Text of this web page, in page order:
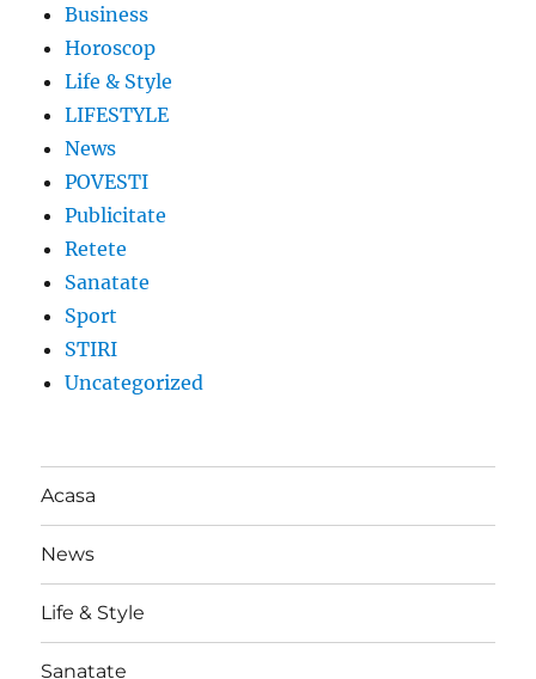
Business
Horoscop
Life & Style
LIFESTYLE
News
POVESTI
Publicitate
Retete
Sanatate
Sport
STIRI
Uncategorized
Acasa
News
Life & Style
Sanatate